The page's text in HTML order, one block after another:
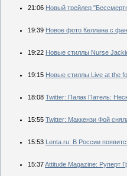
21:06 Новый трейлер
19:39 Новое фото Келлана с
19:22 Новые стиллы Nurse
19:15 Новые стиллы Live at the
18:08 Twitter: Палак Патель:
15:55 Twitter: Маккензи Фой
15:53 Lenta.ru: В России
15:37Attitude Magazine: Руперт